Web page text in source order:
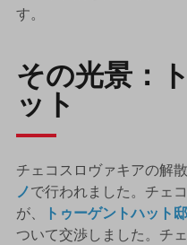
す。
その光景：
ット
チェコスロヴァキアの解
ノで行われました。チェ
が、
トゥーゲントハット邸
ついて交渉しました。チ